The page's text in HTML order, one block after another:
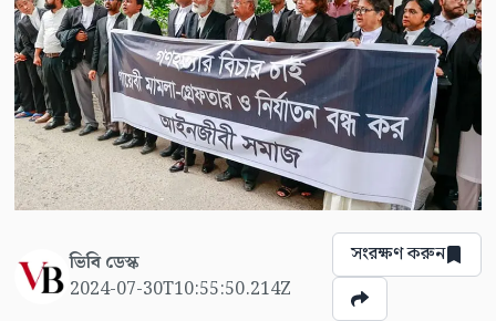
ভিবি ডেস্ক
2024-07-30T10:55:50.214Z
সংরক্ষণ করুন